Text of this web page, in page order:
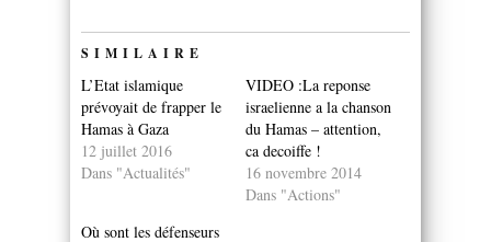
SIMILAIRE
L’Etat islamique
prévoyait de frapper le
Hamas à Gaza
12 juillet 2016
Dans "Actualités"
VIDEO :La reponse
israelienne a la chanson
du Hamas – attention,
ca decoiffe !
16 novembre 2014
Dans "Actions"
Où sont les défenseurs